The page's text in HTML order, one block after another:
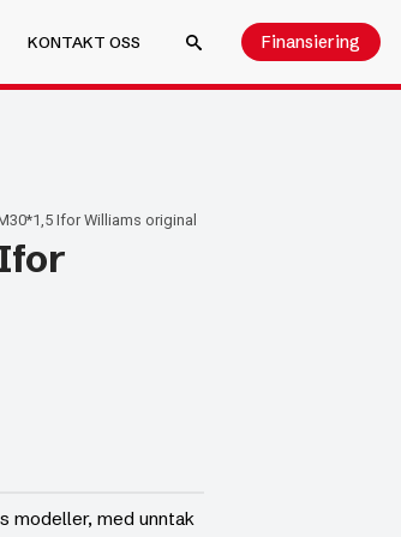
KONTAKT OSS
Finansiering
Ifor Williams original
modeller, med unntak